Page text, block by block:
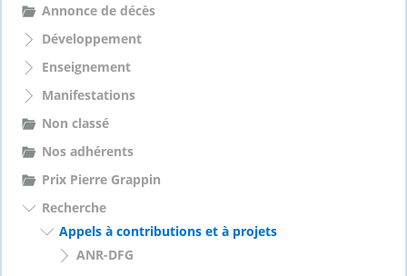
r
Annonce de décès
Développement
Enseignement
Manifestations
Non classé
Nos adhérents
Prix Pierre Grappin
Recherche
Appels à contributions et à projets
ANR-DFG